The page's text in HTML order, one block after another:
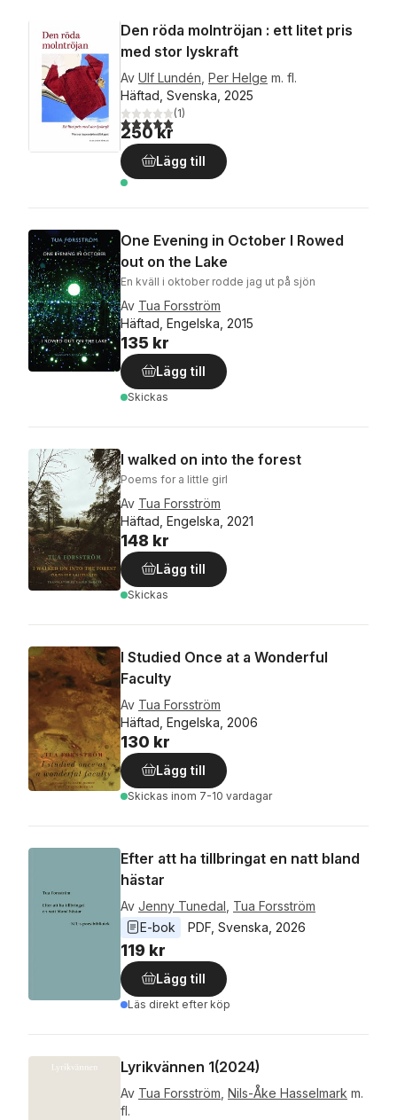
Den röda molntröjan : ett litet pris
med stor lyskraft
Av Ulf Lundén Per Helge m. fl.
Häftad, Svenska, 2025
5,0utav 5 stjärnor. Totalt antal röster:
(1)
250 kr
Lägg till
One Evening in October I Rowed
out on the Lake
En kväll i oktober rodde jag ut på sjön
Av Tua Forsström
Häftad, Engelska, 2015
135 kr
Lägg till
Skickas
I walked on into the forest
Poems for a little girl
Av Tua Forsström
Häftad, Engelska, 2021
148 kr
Lägg till
Skickas
I Studied Once at a Wonderful
Faculty
Av Tua Forsström
Häftad, Engelska, 2006
130 kr
Lägg till
Skickas inom 7-10 vardagar
Efter att ha tillbringat en natt bland
hästar
Av Jenny Tunedal Tua Forsström
E-bok
PDF Svenska 2026
119 kr
Lägg till
Läs direkt efter köp
Lyrikvännen 1(2024)
Av Tua Forsström Nils-Åke Hasselmark m.
fl.